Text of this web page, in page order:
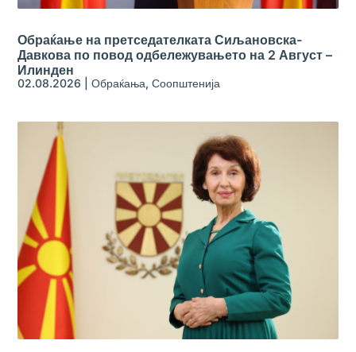
Обраќање на претседателката Сиљановска-
Давкова по повод одбележувањето на 2 Август –
Илинден
02.08.2026 |Обраќања,Соопштенија